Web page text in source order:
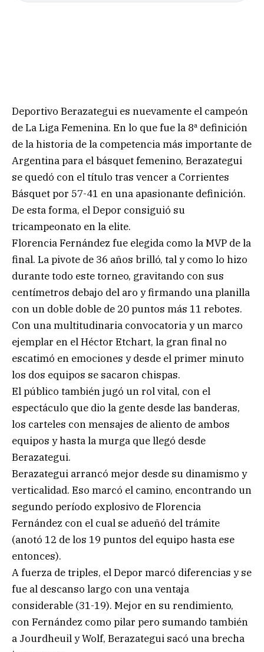
Deportivo Berazategui es nuevamente el campeón
de La Liga Femenina. En lo que fue la 8ª definición
de la historia de la competencia más importante de
Argentina para el básquet femenino, Berazategui
se quedó con el título tras vencer a Corrientes
Básquet por 57-41 en una apasionante definición.
De esta forma, el Depor consiguió su
tricampeonato en la elite.
Florencia Fernández fue elegida como la MVP de la
final. La pivote de 36 años brilló, tal y como lo hizo
durante todo este torneo, gravitando con sus
centímetros debajo del aro y firmando una planilla
con un doble doble de 20 puntos más 11 rebotes.
Con una multitudinaria convocatoria y un marco
ejemplar en el Héctor Etchart, la gran final no
escatimó en emociones y desde el primer minuto
los dos equipos se sacaron chispas.
El público también jugó un rol vital, con el
espectáculo que dio la gente desde las banderas,
los carteles con mensajes de aliento de ambos
equipos y hasta la murga que llegó desde
Berazategui.
Berazategui arrancó mejor desde su dinamismo y
verticalidad. Eso marcó el camino, encontrando un
segundo período explosivo de Florencia
Fernández con el cual se adueñó del trámite
(anotó 12 de los 19 puntos del equipo hasta ese
entonces).
A fuerza de triples, el Depor marcó diferencias y se
fue al descanso largo con una ventaja
considerable (31-19). Mejor en su rendimiento,
con Fernández como pilar pero sumando también
a Jourdheuil y Wolf, Berazategui sacó una brecha